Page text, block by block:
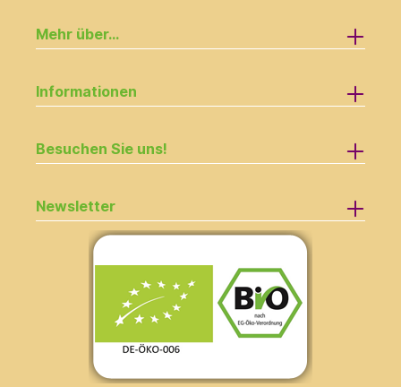
Mehr über...
Informationen
Besuchen Sie uns!
Newsletter